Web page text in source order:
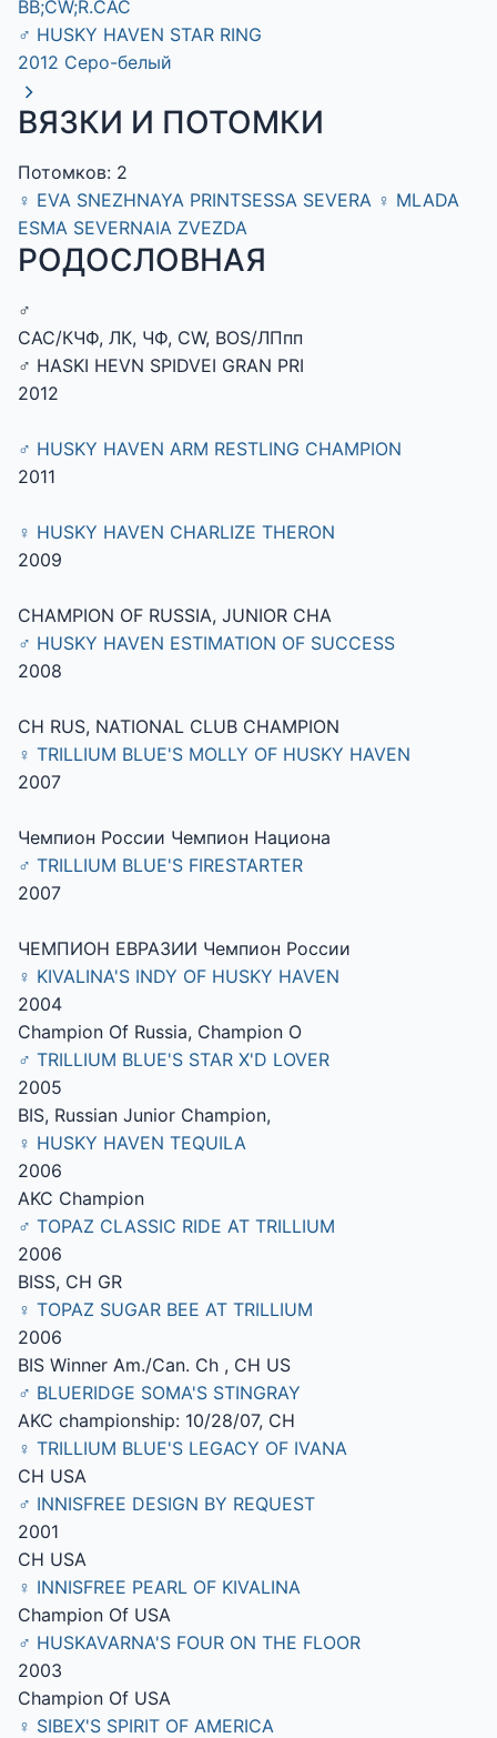
BB;CW;R.CAC
♂ HUSKY HAVEN STAR RING
2012 Серо-белый
ВЯЗКИ И ПОТОМКИ
Потомков: 2
♀ EVA SNEZHNAYA PRINTSESSA SEVERA ♀ MLADA
ESMA SEVERNAIA ZVEZDA
РОДОСЛОВНАЯ
♂
CAC/КЧФ, ЛК, ЧФ, CW, BOS/ЛПпп
♂ HASKI HEVN SPIDVEI GRAN PRI
2012
♂ HUSKY HAVEN ARM RESTLING CHAMPION
2011
♀ HUSKY HAVEN CHARLIZE THERON
2009
CHAMPION OF RUSSIA, JUNIOR CHA
♂ HUSKY HAVEN ESTIMATION OF SUCCESS
2008
CH RUS, NATIONAL CLUB CHAMPION
♀ TRILLIUM BLUE'S MOLLY OF HUSKY HAVEN
2007
Чемпион России Чемпион Национа
♂ TRILLIUM BLUE'S FIRESTARTER
2007
ЧЕМПИОН ЕВРАЗИИ Чемпион России
♀ KIVALINA'S INDY OF HUSKY HAVEN
2004
Champion Of Russia, Champion O
♂ TRILLIUM BLUE'S STAR X'D LOVER
2005
BIS, Russian Junior Champion,
♀ HUSKY HAVEN TEQUILA
2006
AKC Champion
♂ TOPAZ CLASSIC RIDE AT TRILLIUM
2006
BISS, CH GR
♀ TOPAZ SUGAR BEE AT TRILLIUM
2006
BIS Winner Am./Can. Ch , CH US
♂ BLUERIDGE SOMA'S STINGRAY
AKC championship: 10/28/07, CH
♀ TRILLIUM BLUE'S LEGACY OF IVANA
CH USA
♂ INNISFREE DESIGN BY REQUEST
2001
CH USA
♀ INNISFREE PEARL OF KIVALINA
Champion Of USA
♂ HUSKAVARNA'S FOUR ON THE FLOOR
2003
Champion Of USA
♀ SIBEX'S SPIRIT OF AMERICA